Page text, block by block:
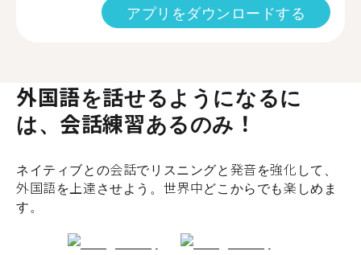
アプリをダウンロードする
外国語を話せるようになるに
は、会話練習あるのみ！
ネイティブとの会話でリスニングと発音を強化して、
外国語を上達させよう。世界中どこからでも楽しめま
す。